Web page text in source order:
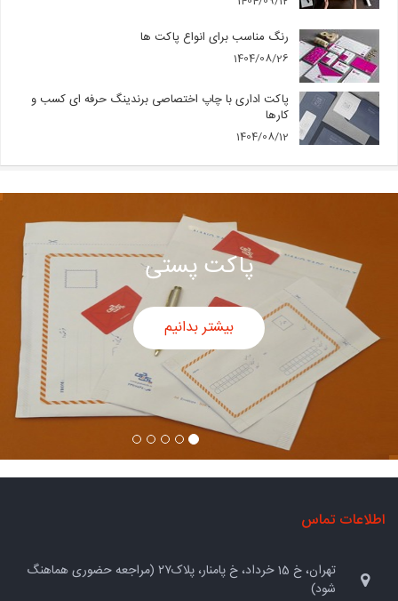
رنگ مناسب برای انواع پاکت ها
1404/08/26
پاکت اداری با چاپ اختصاصی برندینگ حرفه ای کسب و
کارها
1404/08/12
پاکت پستی
بیشتر بدانیم
اطلاعات تماس
تهران، خ 15 خرداد، خ پامنار، پلاک۲۷ (مراجعه حضوری هماهنگ
شود)